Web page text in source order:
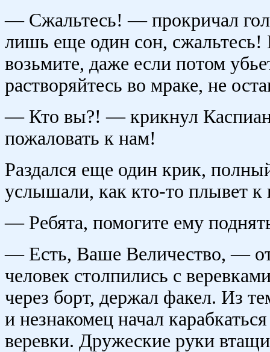
— Сжальтесь! — прокричал
лишь еще один сон, сжальтесь!
возьмите, даже если потом
растворяйтесь во мраке, не
— Кто вы?! — крикнул
пожаловать к нам!
Раздался еще один крик,
услышали, как кто-то плывет к
— Ребята, помогите ему
— Есть, Ваше Величество, —
человек столпились с
через борт, держал факел. Из
и незнакомец начал
веревки. Дружеские руки